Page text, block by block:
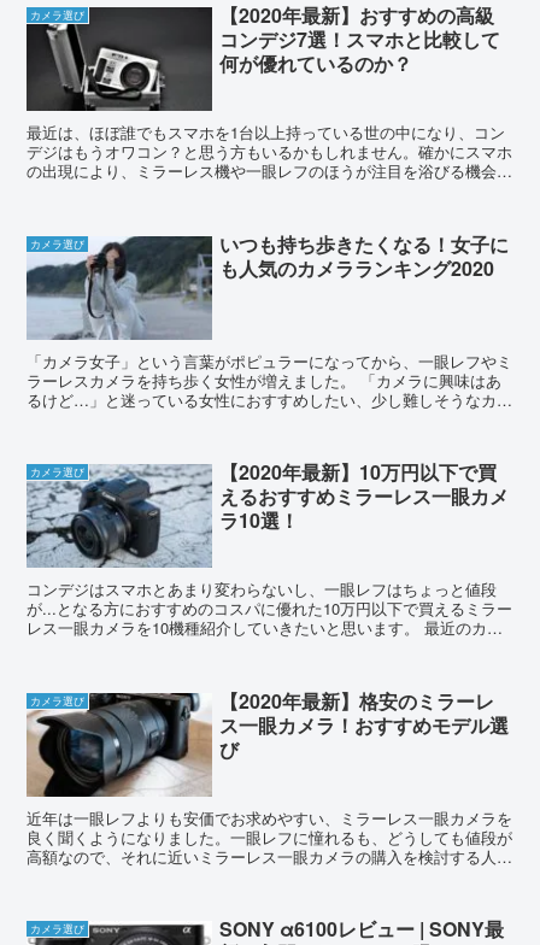
カメラ選び
【2020年最新】おすすめの高級
コンデジ7選！スマホと比較して
何が優れているのか？
最近は、ほぼ誰でもスマホを1台以上持っている世の中になり、コン
デジはもうオワコン？と思う方もいるかもしれません。確かにスマホ
の出現により、ミラーレス機や一眼レフのほうが注目を浴びる機会は
カメラ選び
いつも持ち歩きたくなる！女子に
も人気のカメラランキング2020
「カメラ女子」という言葉がポピュラーになってから、一眼レフやミ
ラーレスカメラを持ち歩く女性が増えました。 「カメラに興味はあ
るけど…」と迷っている女性におすすめしたい、少し難しそうなカメ
カメラ選び
【2020年最新】10万円以下で買
えるおすすめミラーレス一眼カメ
ラ10選！
コンデジはスマホとあまり変わらないし、一眼レフはちょっと値段
が...となる方におすすめのコスパに優れた10万円以下で買えるミラー
レス一眼カメラを10機種紹介していきたいと思います。 最近のカメ
カメラ選び
【2020年最新】格安のミラーレ
ス一眼カメラ！おすすめモデル選
び
近年は一眼レフよりも安価でお求めやすい、ミラーレス一眼カメラを
良く聞くようになりました。一眼レフに憧れるも、どうしても値段が
高額なので、それに近いミラーレス一眼カメラの購入を検討する人が
カメラ選び
SONY α6100レビュー | SONY最